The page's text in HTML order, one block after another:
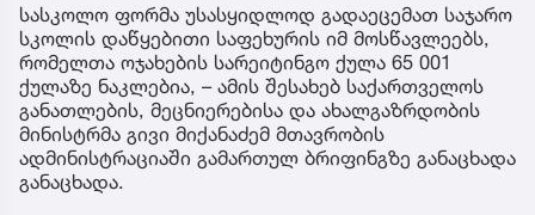
სასკოლო ფორმა უსასყიდლოდ გადაეცემათ საჯარო
სკოლის დაწყებითი საფეხურის იმ მოსწავლეებს,
რომელთა ოჯახების სარეიტინგო ქულა 65 001
ქულაზე ნაკლებია, – ამის შესახებ საქართველოს
განათლების, მეცნიერებისა და ახალგაზრდობის
მინისტრმა გივი მიქანაძემ მთავრობის
ადმინისტრაციაში გამართულ ბრიფინგზე განაცხადა
განაცხადა.